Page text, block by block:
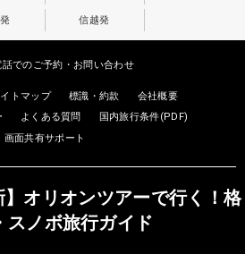
信越発
話でのご予約・お問い合わせ
トマップ 標識・約款
会社概要
よくある質問
国内旅行条件(PDF)
画面共有サポート
】オリオンツアーで行く！格
スノボ旅行ガイド